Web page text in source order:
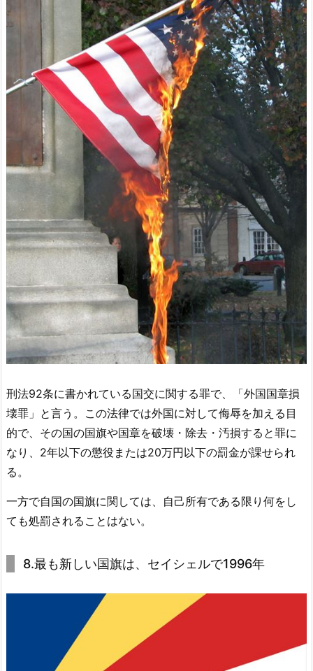
刑法92条に書かれている国交に関する罪で、「外国国章損
壊罪」と言う。この法律では外国に対して侮辱を加える目
的で、その国の国旗や国章を破壊・除去・汚損すると罪に
なり、2年以下の懲役または20万円以下の罰金が課せられ
る。
一方で自国の国旗に関しては、自己所有である限り何をし
ても処罰されることはない。
8.最も新しい国旗は、セイシェルで1996年